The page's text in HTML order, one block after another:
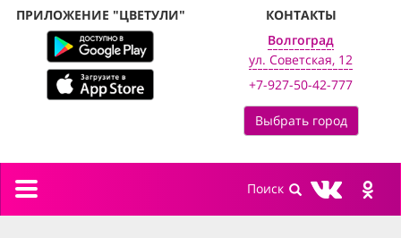
ПРИЛОЖЕНИЕ "ЦВЕТУЛИ"
КОНТАКТЫ
Волгоград
ул. Советская, 12
+7-927-50-42-777
Выбрать город
Toggle